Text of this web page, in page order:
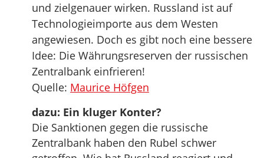
und zielgenauer wirken. Russland ist auf
Technologieimporte aus dem Westen
angewiesen. Doch es gibt noch eine bessere
Idee: Die Währungsreserven der russischen
Zentralbank einfrieren!
Quelle: Maurice Höfgen
dazu: Ein kluger Konter?
Die Sanktionen gegen die russische
Zentralbank haben den Rubel schwer